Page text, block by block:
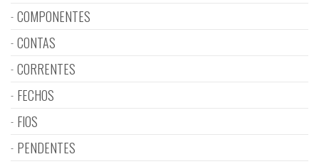
COMPONENTES
CONTAS
CORRENTES
FECHOS
FIOS
PENDENTES